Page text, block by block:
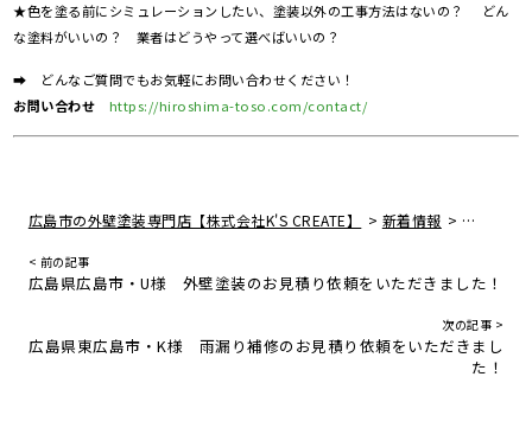
★色を塗る前にシミュレーションしたい、塗装以外の工事方法はないの？ どん
な塗料がいいの？ 業者はどうやって選べばいいの？
➡ どんなご質問でもお気軽にお問い合わせください！
お問い合わせ
https://hiroshima-toso.com/contact/
広島市の外壁塗装専門店【株式会社K'S CREATE】 > 新着情報 > 広島県尾
< 前の記事
広島県広島市・U様 外壁塗装のお見積り依頼をいただきました！
次の記事 >
広島県東広島市・K様 雨漏り補修のお見積り依頼をいただきまし
た！